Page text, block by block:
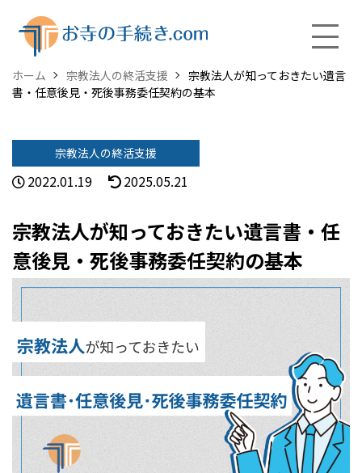
ホーム 宗教法人の終活支援
宗教法人が知っておきたい遺言
書・任意後見・死後事務委任契約の基本
宗教法人の終活支援
2022.01.19 2025.05.21
宗教法人が知っておきたい遺言書・任
意後見・死後事務委任契約の基本